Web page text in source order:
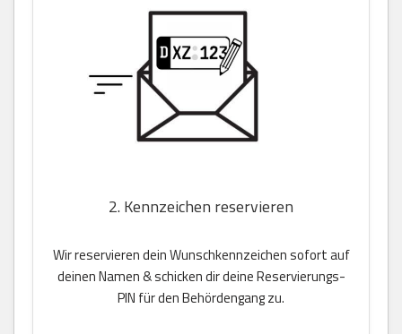
2. Kennzeichen reservieren
Wir reservieren dein Wunschkennzeichen sofort auf
deinen Namen & schicken dir deine Reservierungs-
PIN für den Behördengang zu.